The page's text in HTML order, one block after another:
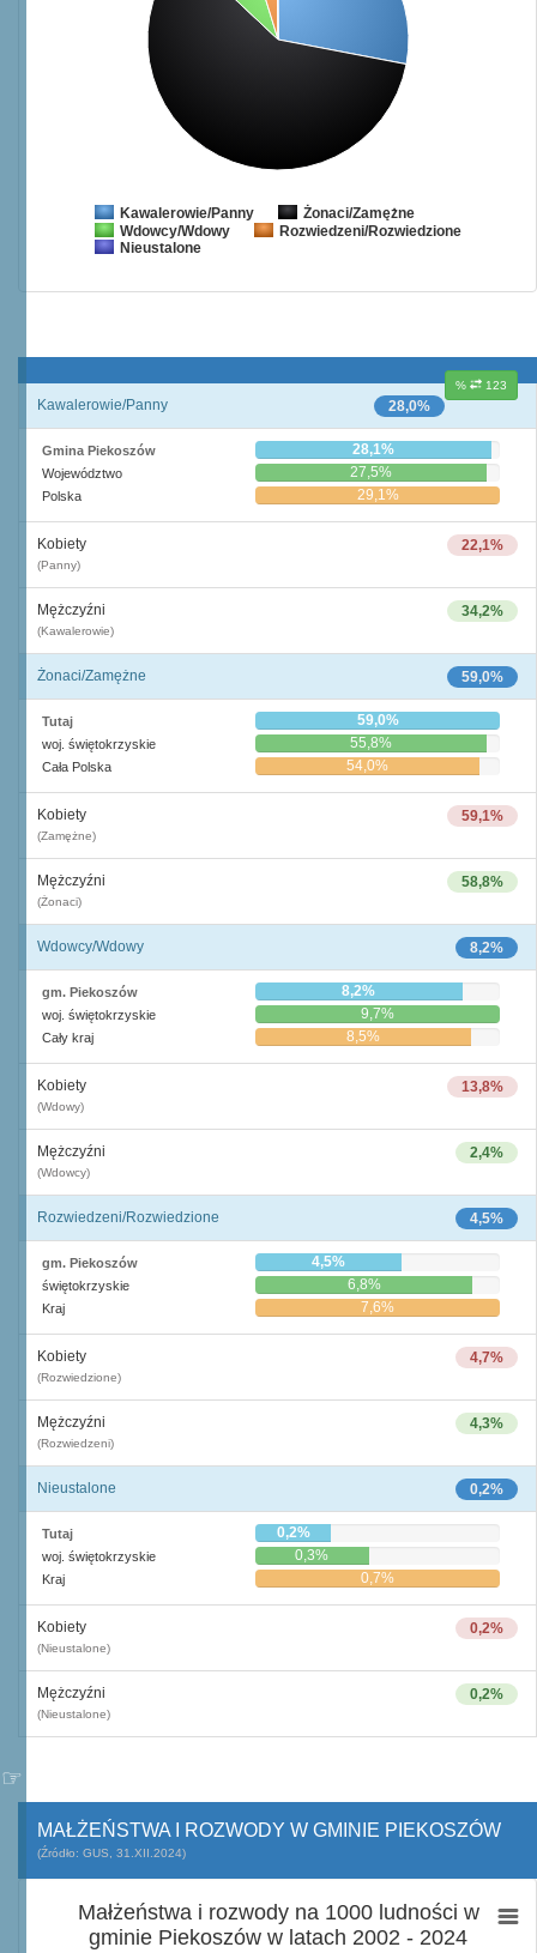
Kawalerowie/Panny Żonaci/Zamężne
Wdowcy/Wdowy
Rozwiedzeni/Rozwiedzione
Nieustalone
% 123
28,0%
Kawalerowie/Panny
Gmina Piekoszów 28,1%
Województwo 27,5%
Polska 29,1%
22,1%
Kobiety
(Panny)
34,2%
Mężczyźni
(Kawalerowie)
59,0%
Żonaci/Zamężne
Tutaj 59,0%
woj. świętokrzyskie 55,8%
Cała Polska 54,0%
59,1%
Kobiety
(Zamężne)
58,8%
Mężczyźni
(Żonaci)
8,2%
Wdowcy/Wdowy
gm. Piekoszów 8,2%
woj. świętokrzyskie 9,7%
Cały kraj 8,5%
13,8%
Kobiety
(Wdowy)
2,4%
Mężczyźni
(Wdowcy)
4,5%
Rozwiedzeni/Rozwiedzione
gm. Piekoszów 4,5%
świętokrzyskie 6,8%
Kraj 7,6%
4,7%
Kobiety
(Rozwiedzione)
4,3%
Mężczyźni
(Rozwiedzeni)
0,2%
Nieustalone
Tutaj 0,2%
woj. świętokrzyskie 0,3%
Kraj 0,7%
0,2%
Kobiety
(Nieustalone)
0,2%
Mężczyźni
(Nieustalone)
MAŁŻEŃSTWA I ROZWODY W GMINIE PIEKOSZÓW
(Źródło: GUS, 31.XII.2024)
Małżeństwa i rozwody na 1000 ludności w
gminie Piekoszów w latach 2002 - 2024